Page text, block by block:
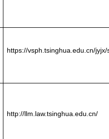
https://vsph.tsinghua.edu.cn/
http://llm.law.tsinghua.edu.cn/